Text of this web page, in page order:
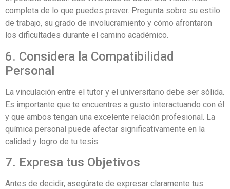
completa de lo que puedes prever. Pregunta sobre su estilo
de trabajo, su grado de involucramiento y cómo afrontaron
los dificultades durante el camino académico.
6. Considera la Compatibilidad
Personal
La vinculación entre el tutor y el universitario debe ser sólida.
Es importante que te encuentres a gusto interactuando con él
y que ambos tengan una excelente relación profesional. La
química personal puede afectar significativamente en la
calidad y logro de tu tesis.
7. Expresa tus Objetivos
Antes de decidir, asegúrate de expresar claramente tus